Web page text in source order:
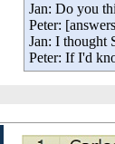
Jan: Do you
Peter:
Jan: I thought
Peter: If I'd